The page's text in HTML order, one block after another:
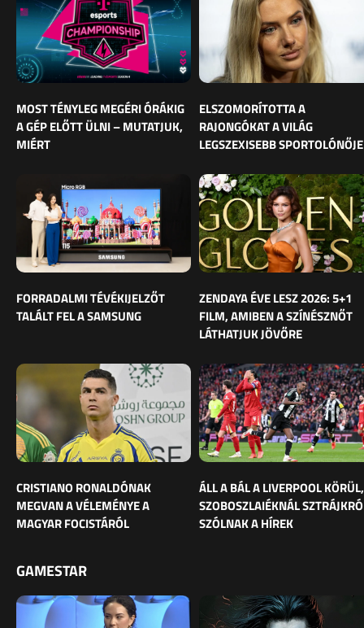
MOST TÉNYLEG MEGÉRI ÓRÁKIG
A GÉP ELŐTT ÜLNI – MUTATJUK,
MIÉRT
ELSZOMORÍTOTTA A
RAJONGÓKAT A VILÁG
LEGSZEXISEBB SPORTOLÓNŐJE
FORRADALMI TÉVÉKIJELZŐT
TALÁLT FEL A SAMSUNG
ZENDAYA ÉVE LESZ 2026: 5+1
FILM, AMIBEN A SZÍNÉSZNŐT
LÁTHATJUK JÖVŐRE
CRISTIANO RONALDÓNAK
MEGVAN A VÉLEMÉNYE A
MAGYAR FOCISTÁRÓL
ÁLL A BÁL A LIVERPOOL KÖRÜL,
SZOBOSZLAIÉKNÁL
SZÓLNAK A HÍREK
GAMESTAR